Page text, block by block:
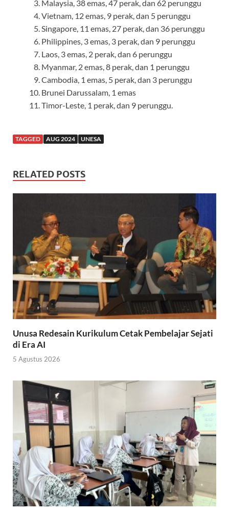
Malaysia, 38 emas, 47 perak, dan 62 perunggu
Vietnam, 12 emas, 9 perak, dan 5 perunggu
Singapore, 11 emas, 27 perak, dan 36 perunggu
Philippines, 3 emas, 3 perak, dan 9 perunggu
Laos, 3 emas, 2 perak, dan 6 perunggu
Myanmar, 2 emas, 8 perak, dan 1 perunggu
Cambodia, 1 emas, 5 perak, dan 3 perunggu
Brunei Darussalam, 1 emas
Timor-Leste, 1 perak, dan 9 perunggu.
TAGGED AUG 2024 UNESA
RELATED POSTS
Unusa Redesain Kurikulum Cetak Pembelajar Sejati
di Era AI
5 Agustus 2026